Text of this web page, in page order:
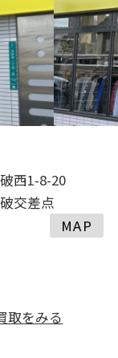
西1-8-20
交差点
MAP
取をみる